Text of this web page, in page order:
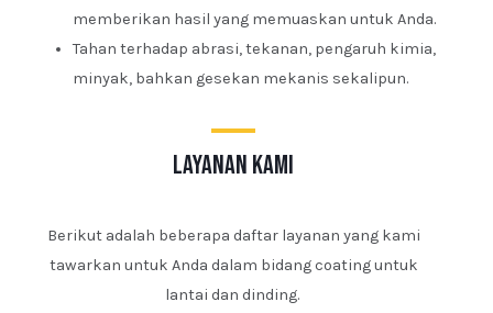
memberikan hasil yang memuaskan untuk Anda.
Tahan terhadap abrasi, tekanan, pengaruh kimia,
minyak, bahkan gesekan mekanis sekalipun.
layanan kami
Berikut adalah beberapa daftar layanan yang kami
tawarkan untuk Anda dalam bidang coating untuk
lantai dan dinding.